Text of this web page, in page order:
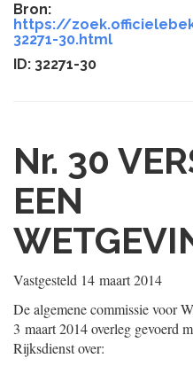
Bron:
https://
32271-30.html
ID: 32271-30
Nr. 30
EEN
Vastgesteld 14 maart 2014
De algemene commissie voor
3 maart 2014 overleg gevoerd
Rijksdienst over: